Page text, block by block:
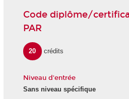
Code diplôme/
PAR
20 crédits
Niveau d'entrée
Sans niveau spécifique